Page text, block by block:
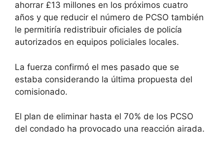
ahorrar £13 millones en los próximos cuatro
años y que reducir el número de PCSO también
le permitiría redistribuir oficiales de policía
autorizados en equipos policiales locales.
La fuerza confirmó el mes pasado que se
estaba considerando la última propuesta del
comisionado.
El plan de eliminar hasta el 70% de los PCSO
del condado ha provocado una reacción airada.